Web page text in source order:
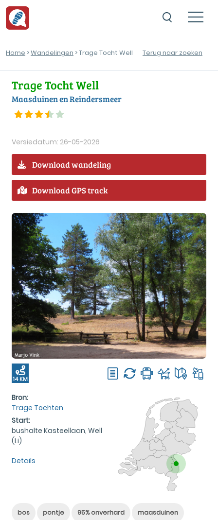
Home >Wandelingen > Trage Tocht Well Terug naar zoeken
Trage Tocht Well
Maasduinen en Reindersmeer
Versiedatum: 26-05-2026
Download wandeling
Download GPS track
14 KM
Bron:
Trage Tochten
Start:
bushalte Kasteellaan, Well
(Li)
Details
bos pontje 95% onverhard maasduinen